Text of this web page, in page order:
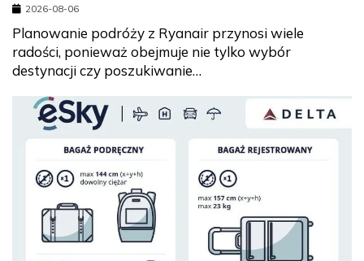
2026-08-06
Planowanie podróży z Ryanair przynosi wiele
radości, ponieważ obejmuje nie tylko wybór
destynacji czy poszukiwanie…